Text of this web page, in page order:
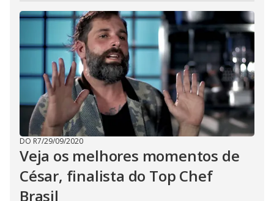
DO R7/29/09/2020
Veja os melhores momentos de
César, finalista do Top Chef
Brasil